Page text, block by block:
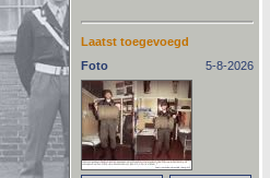
Laatst toegevoegd
Foto
5-8-2026